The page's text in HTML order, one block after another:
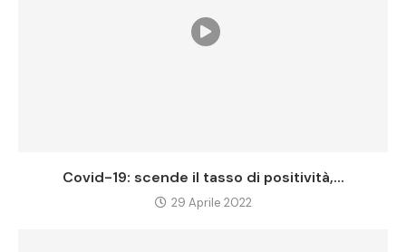
Covid-19: scende il tasso di positività,...
29 Aprile 2022